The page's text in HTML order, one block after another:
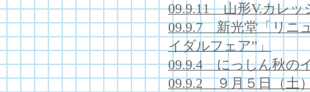
09.9.11 山形V.カレッ
09.9.7 新光堂「リニ
イダルフェア”」
09.9.4 にっしん秋の
09.9.2 ９月５日（土